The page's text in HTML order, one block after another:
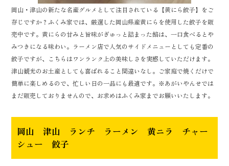
岡山・津山の新たな名産グルメとして注目されている【黄にら餃子】をご
存じですか？ふくみ家では、厳選した岡山県産黄にらを使用した餃子を販
売中です。黄にらの甘みと旨味がぎゅっと詰まった餡は、一口食べるとや
みつきになる味わい。ラーメン店で人気のサイドメニューとしても定番の
餃子ですが、こちらはワンランク上の美味しさを実感していただけます。
津山観光のお土産としても喜ばれること間違いなし。ご家庭で焼くだけで
簡単に楽しめるので、忙しい日の一品にも最適です。※あがいやんせでは
まだ販売しておりませんので、お求めはふくみ家までお願いいたします。
岡山 津山 ランチ ラーメン 黄ニラ チャー
シュー 餃子